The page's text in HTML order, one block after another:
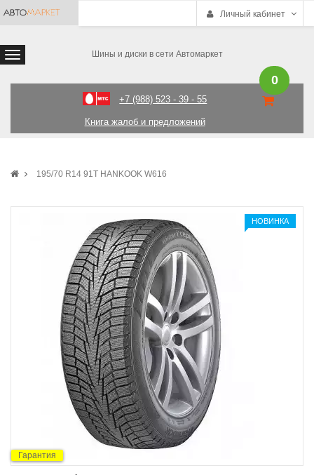
Личный кабинет
Шины и диски в сети Автомаркет
+7 (988) 523 - 39 - 55
Книга жалоб и предложений
0
195/70 R14 91T HANKOOK W616
Гарантия
НОВИНКА